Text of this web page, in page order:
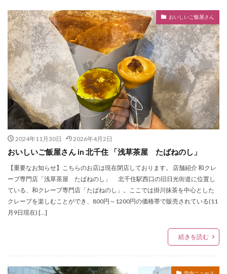
おいしいご飯屋さん
2024年11月30日 2026年4月2日
おいしいご飯屋さん in 北千住 「浅草茶屋 たばねのし」
【重要なお知らせ】こちらのお店は現在閉店しております。 店舗紹介 和クレ
ープ専門店「浅草茶屋 たばねのし」 北千住駅西口の旧日光街道に位置し
ている、和クレープ専門店「たばねのし」。ここでは掛川抹茶を中心とした
クレープを楽しむことができ、800円～1200円の価格帯で販売されている(11
月9日現在) […]
続きを読む